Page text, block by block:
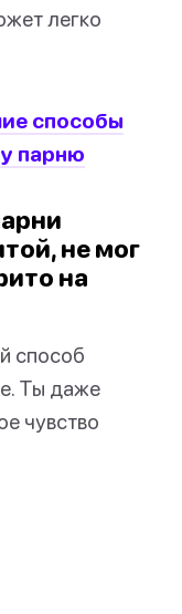
легко
способы
парню
не мог
на
способ
Ты даже
чувство